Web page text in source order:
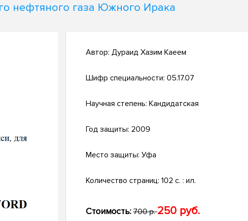
нефтяного газа Южного Ирака
Автор: Дураид Хазим Каеем
Шифр специальности: 05.17.07
Научная степень: Кандидатская
Год защиты: 2009
Место защиты: Уфа
Количество страниц: 102 с. : ил.
Стоимость: 700 р.250 руб.